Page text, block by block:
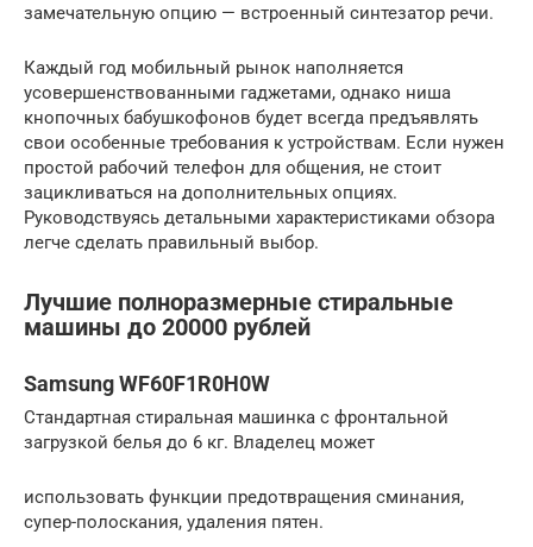
замечательную опцию — встроенный синтезатор речи.
Каждый год мобильный рынок наполняется
усовершенствованными гаджетами, однако ниша
кнопочных бабушкофонов будет всегда предъявлять
свои особенные требования к устройствам. Если нужен
простой рабочий телефон для общения, не стоит
зацикливаться на дополнительных опциях.
Руководствуясь детальными характеристиками обзора
легче сделать правильный выбор.
Лучшие полноразмерные стиральные
машины до 20000 рублей
Samsung WF60F1R0H0W
Стандартная стиральная машинка с фронтальной
загрузкой белья до 6 кг. Владелец может
использовать функции предотвращения сминания,
супер-полоскания, удаления пятен.